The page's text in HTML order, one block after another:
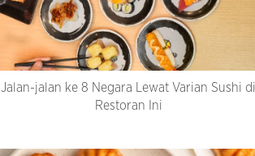
Jalan-jalan ke 8 Negara Lewat Varian Sushi di
Restoran Ini